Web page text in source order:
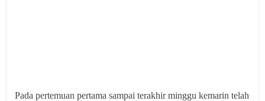
Pada pertemuan pertama sampai terakhir minggu kemarin telah